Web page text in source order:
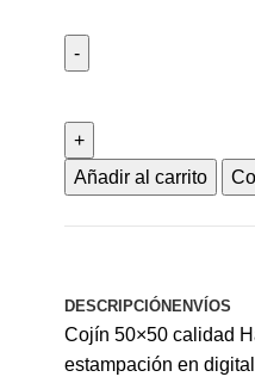
Añadir al carrito
DESCRIPCIÓN ENVÍOS
Cojín 50×50 calidad
estampación en